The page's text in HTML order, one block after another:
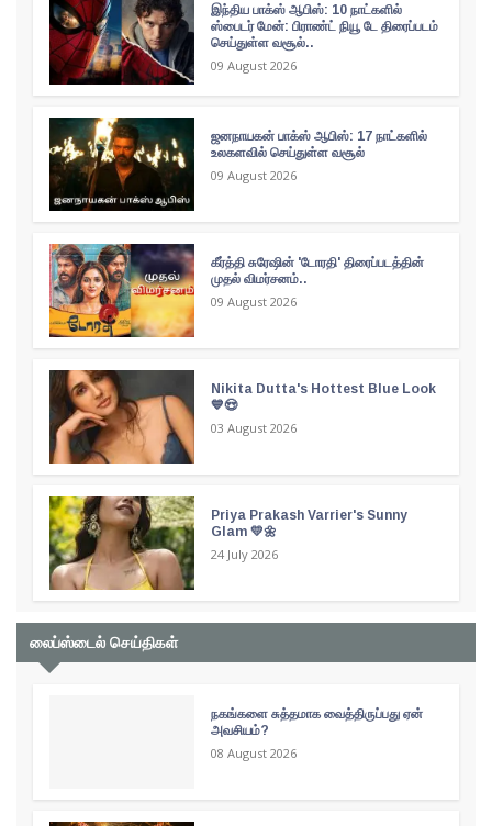
இந்திய பாக்ஸ் ஆபிஸ்: 10 நாட்களில்
ஸ்பைடர் மேன்: பிராண்ட் நியூ டே திரைப்படம்
செய்துள்ள வசூல்..
09 August 2026
ஜனநாயகன் பாக்ஸ் ஆபிஸ்: 17 நாட்களில்
உலகளவில் செய்துள்ள வசூல்
09 August 2026
கீர்த்தி சுரேஷின் 'டோரதி' திரைப்படத்தின்
முதல் விமர்சனம்..
09 August 2026
Nikita Dutta's Hottest Blue Look
💙😍
03 August 2026
Priya Prakash Varrier's Sunny
Glam 💛🌼
24 July 2026
லைப்ஸ்டைல் செய்திகள்
நகங்களை சுத்தமாக வைத்திருப்பது ஏன்
அவசியம்?
08 August 2026